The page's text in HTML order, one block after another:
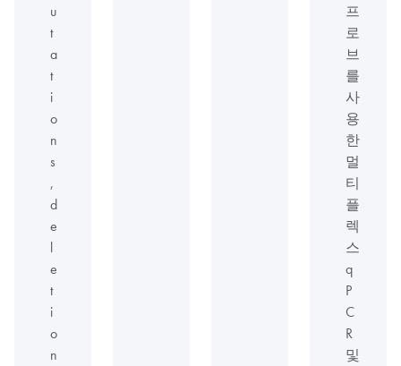
u
t
a
t
i
o
n
s
,
d
e
l
e
t
i
o
n
프
로
브
를
사
용
한
멀
티
플
렉
스
q
P
C
R
및